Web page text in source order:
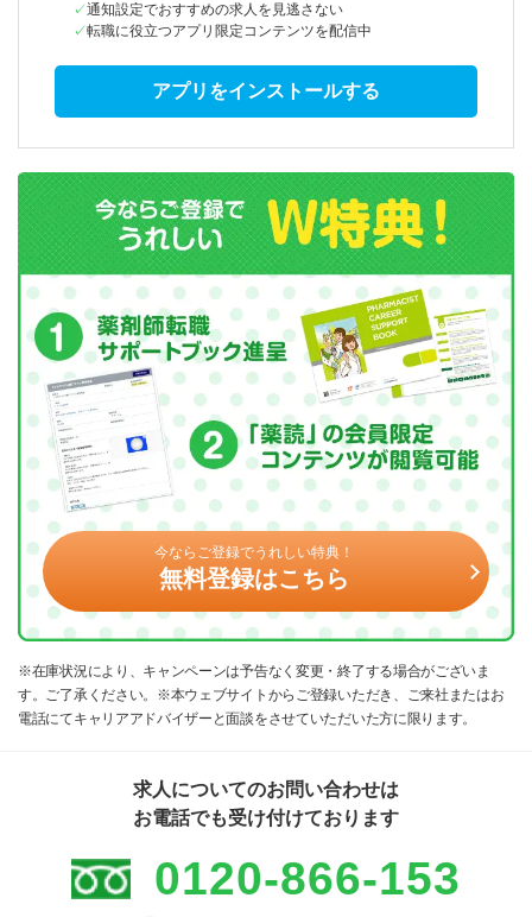
通知設定でおすすめの求人を見逃さない
転職に役立つアプリ限定コンテンツを配信中
アプリをインストールする
今ならご登録でうれしい特典！
無料登録はこちら
※在庫状況により、キャンペーンは予告なく変更・終了する場合がございま
す。ご了承ください。※本ウェブサイトからご登録いただき、ご来社またはお
電話にてキャリアアドバイザーと面談をさせていただいた方に限ります。
求人についてのお問い合わせは
お電話でも受け付けております
0120-866-153